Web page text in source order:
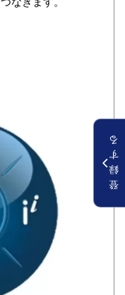
登
録
す
る